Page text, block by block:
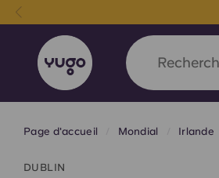
English (GB)
Page d'accueil Mondial Irlande
DUBLIN